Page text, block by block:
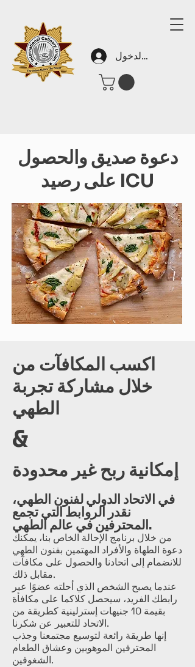
تسجيل الدخول
دعوة صديق والحصول
على رصيد ICU
اكسب المكافآت من
خلال مشاركة تجربة
الطهي
&
إمكانية ربح غير محدودة
في الاتحاد الدولي لفنون الطهي،
نقدر الروابط التي تجمع
المحترفين في عالم الطهي.
من خلال برنامج الإحالة الخاص بنا، يمكنك
دعوة الطهاة والأفراد المهتمين بفنون الطهي
للانضمام إلى اتحادنا والحصول على مكافآت
مقابل ذلك.
عندما يصبح الشخص الذي أحلته عضوًا عبر
رابطك الفريد، سيحصل كلاكما على مكافأة
بقيمة 10 جنيهات إسترلينية كطريقة من
الاتحاد للتعبير عن شكرنا.
إنها طريقة رائعة لتوسيع مجتمعنا وجذب
المحترفين الموهوبين وعشاق الطعام
الشغوفين.